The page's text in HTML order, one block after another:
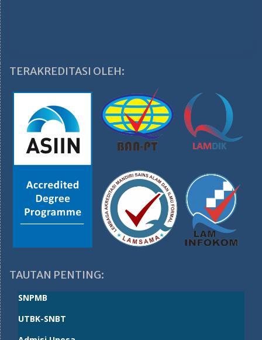
TERAKREDITASI OLEH:
TAUTAN PENTING:
SNPMB
UTBK-SNBT